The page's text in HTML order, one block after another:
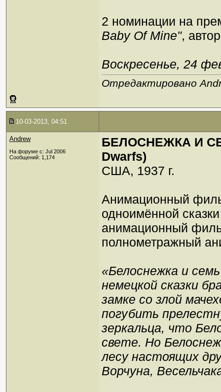
2 номинации на
Baby Of Mine",
Воскресенье, 24
Отредактировано
10-03-2013, 04:51
Andrew
На форуме с: Jul 2006
Сообщений: 1,174
БЕЛОСНЕЖКА И
Dwarfs)
США, 1937 г.
Анимационный
одноимённой
анимационный
полнометражный
«Белоснежка и
немецкой сказки
замке со злой
погубить
зеркальца, что
свете. Но
лесу настоящих
Ворчуна,